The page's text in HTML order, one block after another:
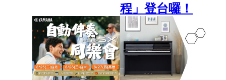
程」登台囉！